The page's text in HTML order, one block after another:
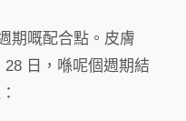
期嘅配合點。皮膚
日，喺呢個週期結